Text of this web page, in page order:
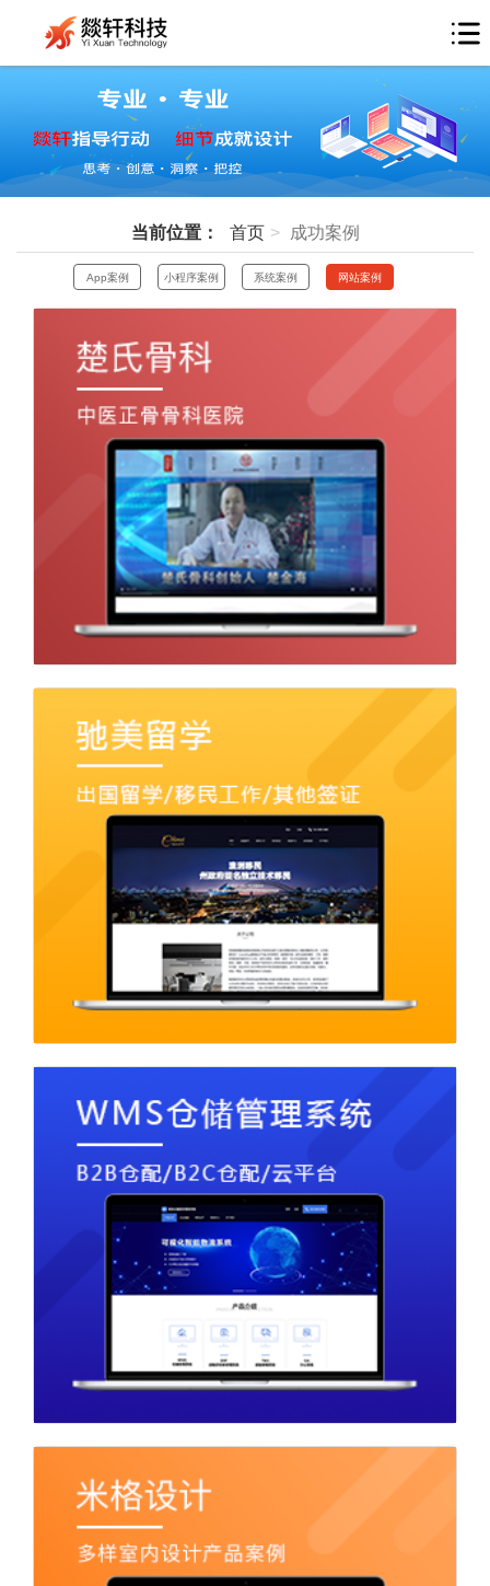
当前位置： 首页 成功案例
App案例 小程序案例 系统案例 网站案例